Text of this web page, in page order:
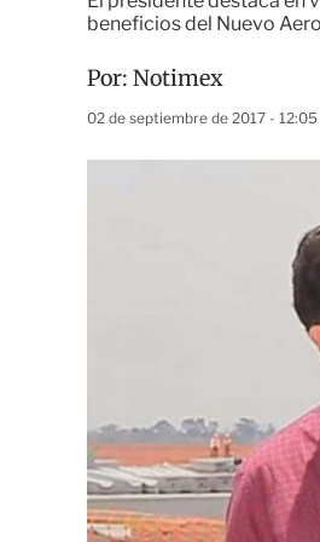
beneficios del Nuevo
Por: Notimex
02 de septiembre de 2017 -